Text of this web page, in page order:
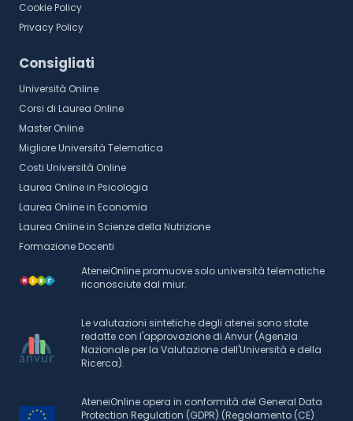
Cookie Policy
Privacy Policy
Consigliati
Università Online
Corsi di Laurea Online
Master Online
Migliore Università Telematica
Costi Università Online
Laurea Online in Psicologia
Laurea Online in Economia
Laurea Online in Scienze della Nutrizione
Formazione Docenti
AteneiOnline promuove solo università telematiche
riconosciute dal miur.
Le valutazioni sintetiche degli atenei sono state
redatte con l'approvazione di Anvur (Agenzia
Nazionale per la Valutazione dell'Università e della
Ricerca).
AteneiOnline opera in conformità del General Data
Protection Regulation (GDPR) (Regolamento (CE)